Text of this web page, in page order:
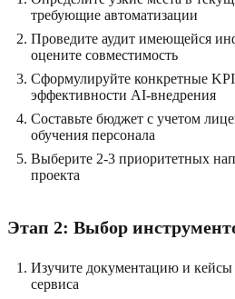
требующие автоматизации
Проведите аудит имеющейся
оцените совместимость
Сформулируйте конкретные
эффективности AI-внедрения
Составьте бюджет с учетом
обучения персонала
Выберите 2-3 приоритетных
проекта
Этап 2: Выбор
Изучите документацию и
сервиса